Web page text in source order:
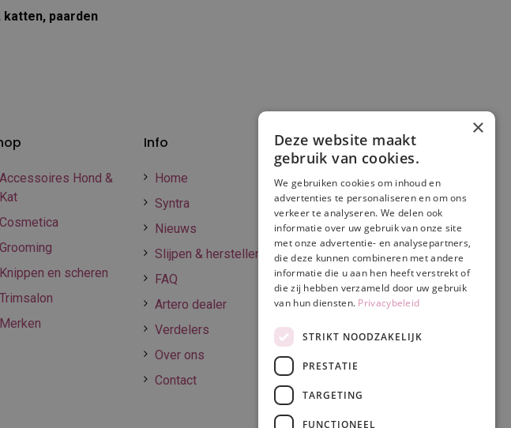
paarden
Info
Home
Syntra
Nieuws
Slijpen & herstellen
FAQ
Artero dealer
Verdelers
Over ons
Contact
Accessoires Hond &
Kat
Cosmetica
Grooming
Knippen en scheren
Trimsalon
Merken
Verzenden en
betalen
Online betalen
Retourneren
Algemene
voorwaarden
Privacy & Cookie
policy
Disclaimer
×
Deze website maakt
gebruik van cookies.
We gebruiken cookies om inhoud en
advertenties te personaliseren en om ons
verkeer te analyseren. We delen ook
informatie over uw gebruik van onze site
met onze advertentie- en analysepartners,
die deze kunnen combineren met andere
informatie die u aan hen heeft verstrekt of
die zij hebben verzameld door uw gebruik
van hun diensten. Privacybeleid
STRIKT NOODZAKELIJK
PRESTATIE
TARGETING
FUNCTIONEEL